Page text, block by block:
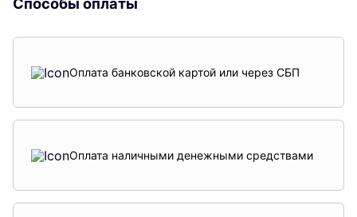
Оплата банковской картой или через СБП
Оплата наличными денежными средствами